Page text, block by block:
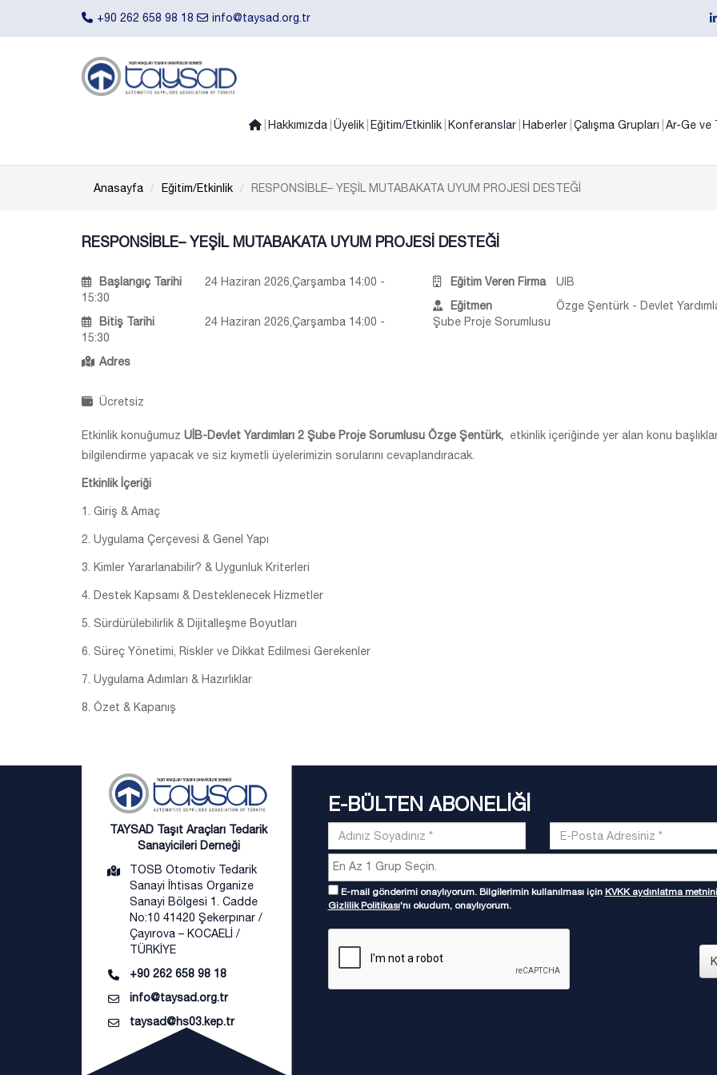
+90 262 658 98 18 info@taysad.org.tr
Hakkımızda Üyelik Eğitim/Etkinlik Konferanslar Haberler Çalışma Grupları Ar-Ge ve
Anasayfa Eğitim/Etkinlik RESPONSİBLE– YEŞİL MUTABAKATA UYUM PROJESİ DESTEĞİ
RESPONSİBLE– YEŞİL MUTABAKATA UYUM PROJESİ DESTEĞİ
Başlangıç Tarihi
24 Haziran 2026,Çarşamba 14:00 -
15:30
Bitiş Tarihi
24 Haziran 2026,Çarşamba 14:00 -
15:30
Adres
Eğitim Veren Firma
UIB
Eğitmen
Özge Şentürk - Devlet
Şube Proje Sorumlusu
Ücretsiz
Etkinlik konuğumuz UİB-Devlet Yardımları 2 Şube Proje Sorumlusu Özge Şentürk, etkinlik içeriğinde yer alan konu
bilgilendirme yapacak ve siz kıymetli üyelerimizin sorularını cevaplandıracak.
Etkinlik İçeriği
1. Giriş & Amaç
2. Uygulama Çerçevesi & Genel Yapı
3. Kimler Yararlanabilir? & Uygunluk Kriterleri
4. Destek Kapsamı & Desteklenecek Hizmetler
5. Sürdürülebilirlik & Dijitalleşme Boyutları
6. Süreç Yönetimi, Riskler ve Dikkat Edilmesi Gerekenler
7. Uygulama Adımları & Hazırlıklar
8. Özet & Kapanış
TAYSAD Taşıt Araçları Tedarik
Sanayicileri Derneği
TOSB Otomotiv Tedarik
Sanayi İhtisas Organize
Sanayi Bölgesi 1. Cadde
No:10 41420 Şekerpınar /
Çayırova – KOCAELİ /
TÜRKİYE
+90 262 658 98 18
info@taysad.org.tr
taysad@hs03.kep.tr
E-BÜLTEN ABONELİĞİ
E-mail gönderimi onaylıyorum. Bilgilerimin kullanılması için KVKK aydınlatma metnini
Gizlilik Politikası'nı okudum, onaylıyorum.